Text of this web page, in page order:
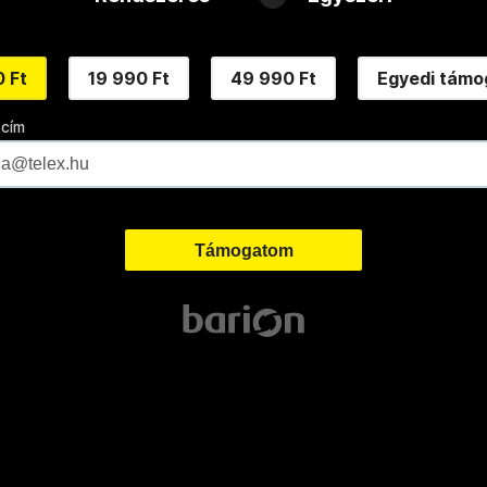
Ft 19 990 Ft 49 990 Ft Egyedi